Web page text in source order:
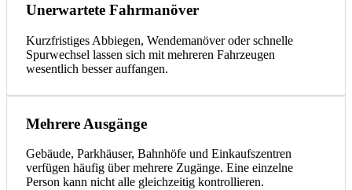
Unerwartete Fahrmanöver
Kurzfristiges Abbiegen, Wendemanöver oder schnelle
Spurwechsel lassen sich mit mehreren Fahrzeugen
wesentlich besser auffangen.
Mehrere Ausgänge
Gebäude, Parkhäuser, Bahnhöfe und Einkaufszentren
verfügen häufig über mehrere Zugänge. Eine einzelne
Person kann nicht alle gleichzeitig kontrollieren.